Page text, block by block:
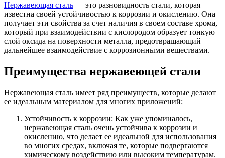
Нержавеющая сталь — это разновидность стали, которая
известна своей устойчивостью к коррозии и окислению. Она
получает эти свойства за счет наличия в своем составе хрома,
который при взаимодействии с кислородом образует тонкую
слой оксида на поверхности металла, предотвращающий
дальнейшее взаимодействие с коррозионными веществами.
Преимущества нержавеющей стали
Нержавеющая сталь имеет ряд преимуществ, которые делают
ее идеальным материалом для многих приложений:
Устойчивость к коррозии: Как уже упоминалось,
нержавеющая сталь очень устойчива к коррозии и
окислению, что делает ее идеальной для использования
во многих средах, включая те, которые подвергаются
химическому воздействию или высоким температурам.